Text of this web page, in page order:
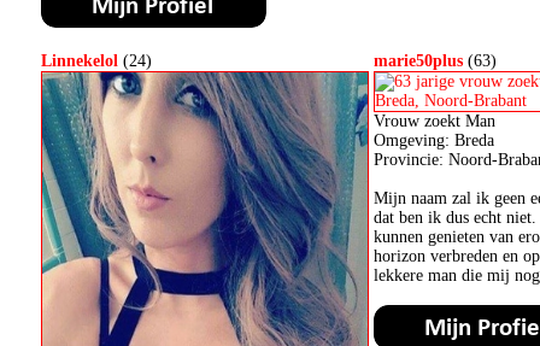
Linnekelol (24) marie50plus (63)
Vrouw zoekt Man
Omgeving: Breda
Provincie: Noord-
Mijn naam zal ik geen
dat ben ik dus echt
kunnen genieten van
horizon verbreden en
lekkere man die mij